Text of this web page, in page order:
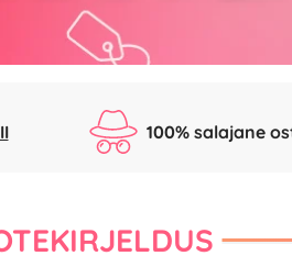
100% salajane